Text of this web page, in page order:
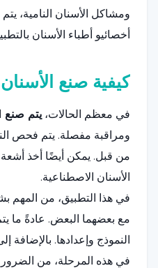
ومشاكل الأسنان النامية،
أخصائيو أطباء الأسنان
كيفية صنع
في معظم الحالات، يتم صنع
ومراقبة مفصلة. يتم فحص
من قبل. يمكن أيضًا أخذ أشعة
الأسنان الاصطناعية.
في هذا التطبيق، من المهم
مع بعضهما البعض. عادةً ما
النموذج وإعدادها.
في هذه المرحلة، من